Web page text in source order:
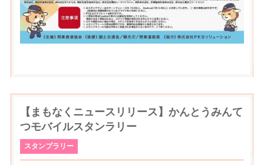
【まもなくニュースリリース】かんとうみんて
つモバイルスタンラリー
スタンプラリー